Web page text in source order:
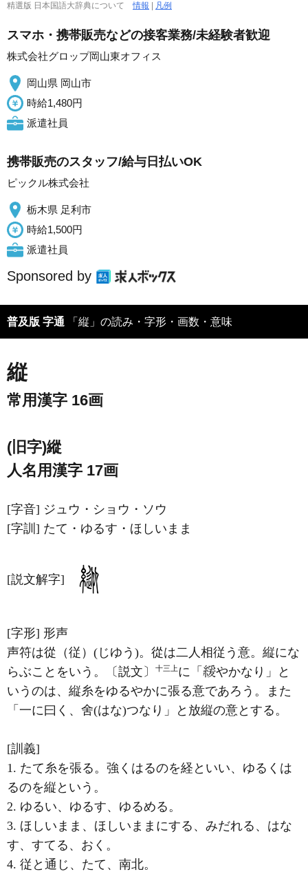
精選版 日本国語大辞典について情報 凡例
スマホ・携帯販売などの接客業務/未経験者歓迎
株式会社グロップ岡山東オフィス
岡山県 岡山市
時給1,480円
派遣社員
携帯販売のスタッフ/給与日払いOK
ピックル株式会社
栃木県 足利市
時給1,500円
派遣社員
Sponsored by
普及版 字通 「縦」の読み・字形・画数・意味
縦
常用漢字 16画
(旧字)縱
人名用漢字 17画
[字音] ジュウ・ショウ・ソウ
[字訓] たて・ゆるす・ほしいまま
[説文解字]
[字形] 形声
声符は從（従）(じゆう)。從は二人相従う意。縦にな
らぶことをいう。〔説文〕
十三上に「
やかなり」と
いうのは、縦糸をゆるやかに張る意であろう。また
「一に曰く、舍(はな)つなり」と放縦の意とする。
[訓義]
1. たて糸を張る。強くはるのを経といい、ゆるくは
るのを縦という。
2. ゆるい、ゆるす、ゆるめる。
3. ほしいまま、ほしいままにする、みだれる、はな
す、すてる、おく。
4. 従と通じ、たて、南北。